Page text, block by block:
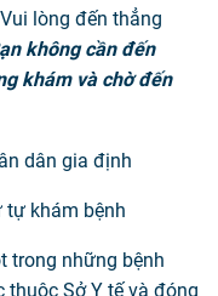
lòng đến thẳng
không cần đến
khám và chờ đến
tự khám bệnh
trong những bệnh
thuộc Sở Y tế và đóng